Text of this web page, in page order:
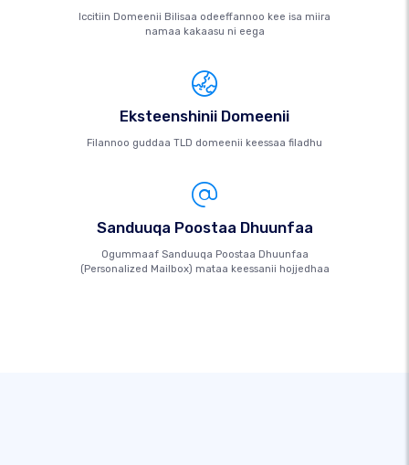
Iccitiin Domeenii Bilisaa odeeffannoo kee isa miira
namaa kakaasu ni eega
Eksteenshinii Domeenii
Filannoo guddaa TLD domeenii keessaa filadhu
Sanduuqa Poostaa Dhuunfaa
Ogummaaf Sanduuqa Poostaa Dhuunfaa
(Personalized Mailbox) mataa keessanii hojjedhaa